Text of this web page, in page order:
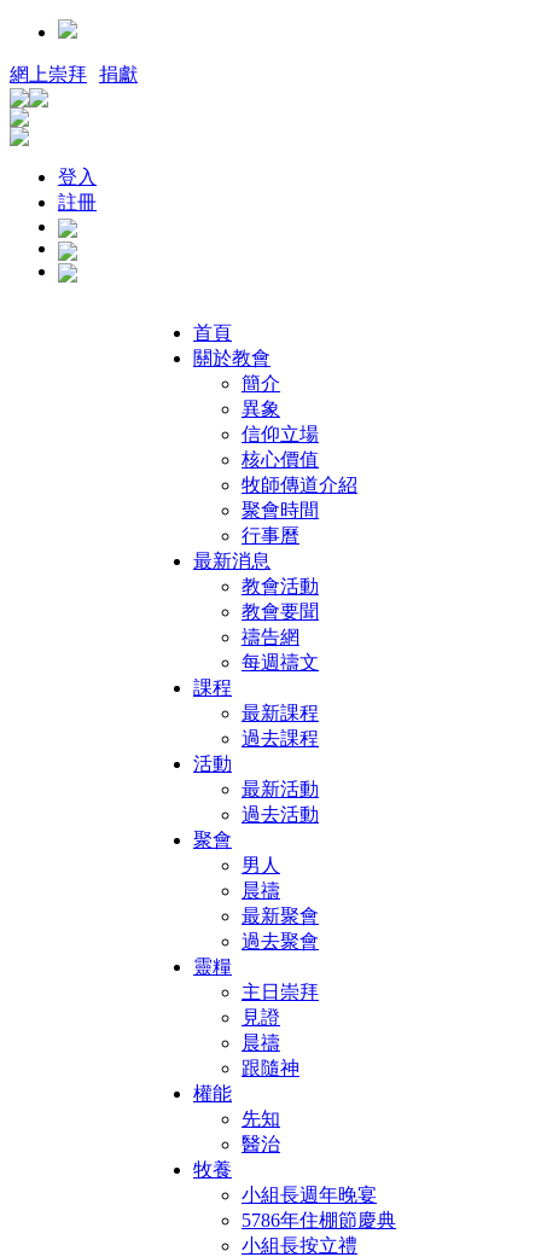
網上崇拜 捐獻
登入
註冊
首頁
關於教會
簡介
異象
信仰立場
核心價值
牧師傳道介紹
聚會時間
行事曆
最新消息
教會活動
教會要聞
禱告網
每週禱文
課程
最新課程
過去課程
活動
最新活動
過去活動
聚會
男人
晨禱
最新聚會
過去聚會
靈糧
主日崇拜
見證
晨禱
跟隨神
權能
先知
醫治
牧養
小組長週年晚宴
5786年住棚節慶典
小組長按立禮